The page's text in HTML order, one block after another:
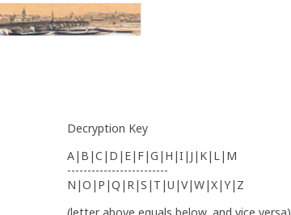
Decryption Key
A|B|C|D|E|F|G|H|I|J|K|L|M
-------------------------
N|O|P|Q|R|S|T|U|V|W|X|Y|Z